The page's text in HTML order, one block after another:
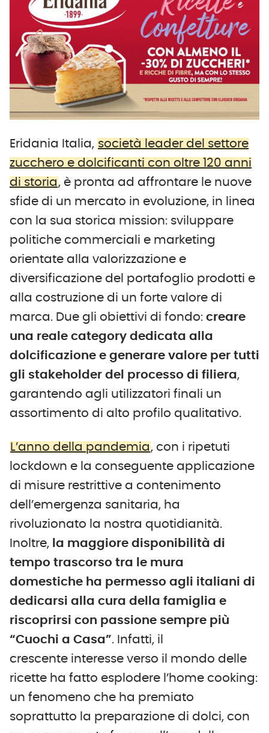
Eridania Italia, società leader del settore
zucchero e dolcificanti con oltre 120 anni
di storia , è pronta ad affrontare le nuove
sfide di un mercato in evoluzione, in linea
con la sua storica mission: sviluppare
politiche commerciali e marketing
orientate alla valorizzazione e
diversificazione del portafoglio prodotti e
alla costruzione di un forte valore di
marca. Due gli obiettivi di fondo: creare
una reale category dedicata alla
dolcificazione e generare valore per tutti
gli stakeholder del processo di filiera,
garantendo agli utilizzatori finali un
assortimento di alto profilo qualitativo.
L’anno della pandemia , con i ripetuti
lockdown e la conseguente applicazione
di misure restrittive a contenimento
dell’emergenza sanitaria, ha
rivoluzionato la nostra quotidianità.
Inoltre, la maggiore disponibilità di
tempo trascorso tra le mura
domestiche ha permesso agli italiani di
dedicarsi alla cura della famiglia e
riscoprirsi con passione sempre più
“Cuochi a Casa”. Infatti, il
crescente interesse verso il mondo delle
ricette ha fatto esplodere l’home cooking:
un fenomeno che ha premiato
soprattutto la preparazione di dolci, con